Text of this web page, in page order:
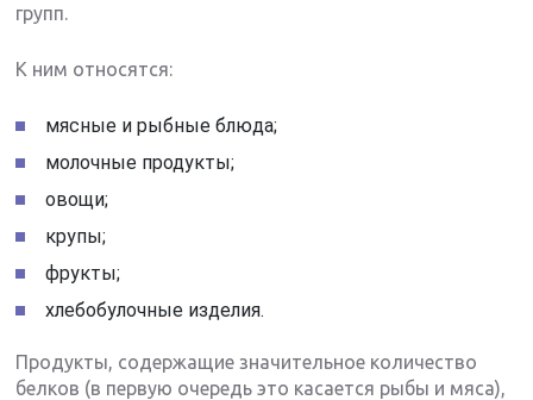
групп.
К ним относятся:
мясные и рыбные блюда;
молочные продукты;
овощи;
крупы;
фрукты;
хлебобулочные изделия.
Продукты, содержащие значительное количество
белков (в первую очередь это касается рыбы и мяса),